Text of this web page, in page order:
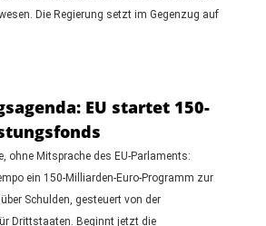
Die Regierung setzt im Gegenzug auf
EU startet 150-
ohne Mitsprache des EU-Parlaments:
ein 150-Milliarden-Euro-Programm zur
Schulden, gesteuert von der
Drittstaaten. Beginnt jetzt die